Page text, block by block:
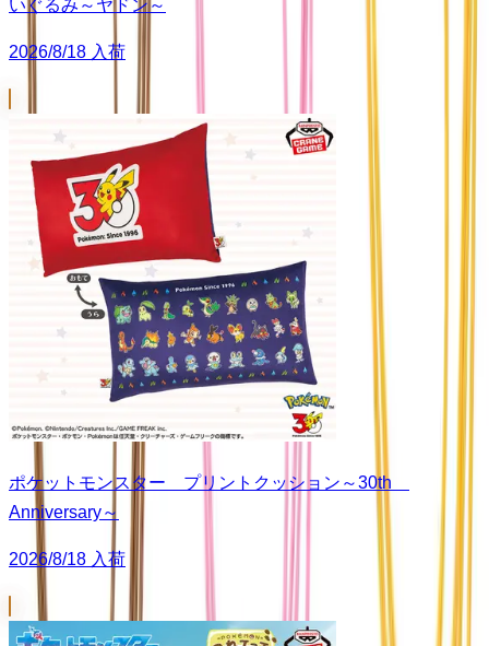
いぐるみ～ヤドン～
2026/8/18 入荷
ポケットモンスター プリントクッション～30th
Anniversary～
2026/8/18 入荷